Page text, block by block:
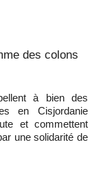
des colons
à bien des
en Cisjordanie
et commettent
une solidarité de